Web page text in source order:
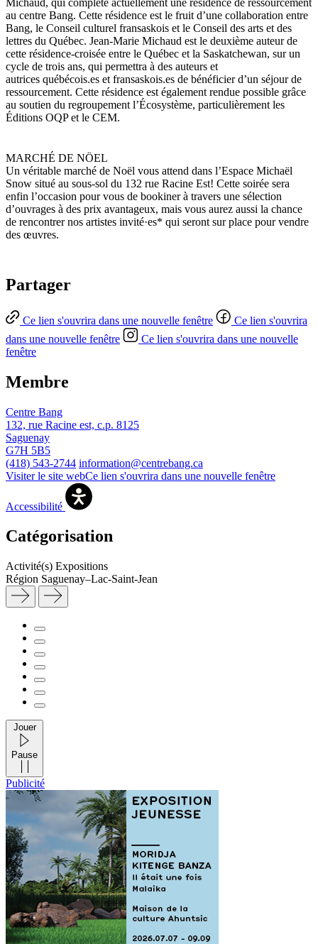
Michaud, qui complète actuellement une résidence de ressourcement
au centre Bang. Cette résidence est le fruit d’une collaboration entre
Bang, le Conseil culturel fransaskois et le Conseil des arts et des
lettres du Québec. Jean-Marie Michaud est le deuxième auteur de
cette résidence-croisée entre le Québec et la Saskatchewan, sur un
cycle de trois ans, qui permettra à des auteurs et
autrices québécois.es et fransaskois.es de bénéficier d’un séjour de
ressourcement. Cette résidence est également rendue possible grâce
au soutien du regroupement l’Écosystème, particulièrement les
Éditions OQP et le CEM.
MARCHÉ DE NÖEL
Un véritable marché de Noël vous attend dans l’Espace Michaël
Snow situé au sous-sol du 132 rue Racine Est! Cette soirée sera
enfin l’occasion pour vous de bookiner à travers une sélection
d’ouvrages à des prix avantageux, mais vous aurez aussi la chance
de rencontrer nos artistes invité·es* qui seront sur place pour vendre
des œuvres.
Partager
Ce lien s'ouvrira dans une nouvelle fenêtre
Ce lien s'ouvrira
dans une nouvelle fenêtre
Ce lien s'ouvrira dans une nouvelle
fenêtre
Membre
Centre Bang
132, rue Racine est, c.p. 8125
Saguenay
G7H 5B5
(418) 543-2744 information@centrebang.ca
Visiter le site webCe lien s'ouvrira dans une nouvelle fenêtre
Accessibilité
Catégorisation
Activité(s) Expositions
Région Saguenay–Lac-Saint-Jean
Jouer
Pause
Publicité